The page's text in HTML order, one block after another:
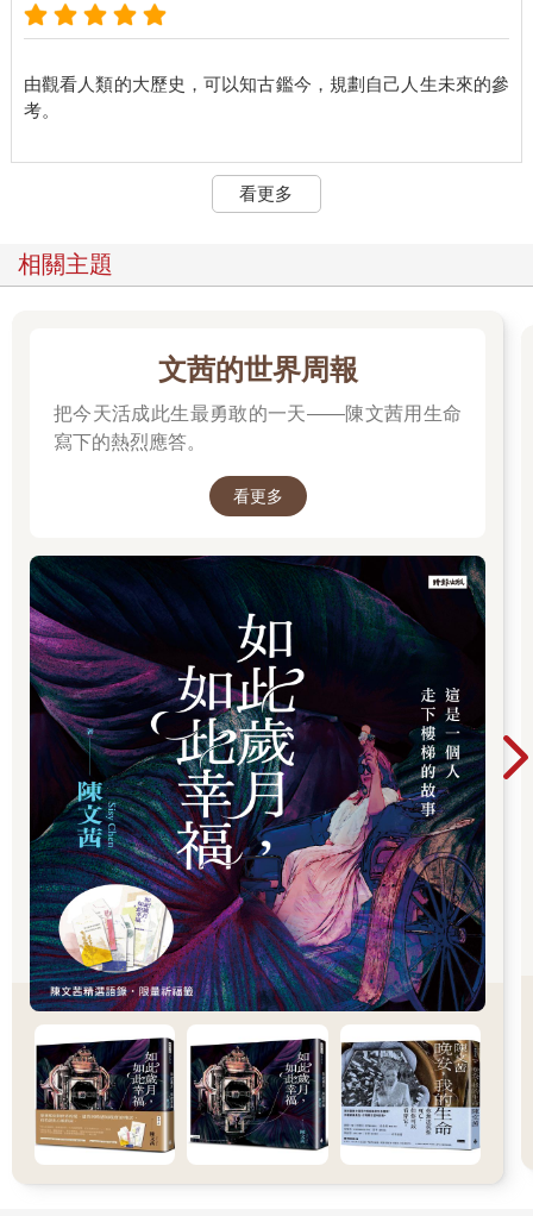
物種滅絕。在二十一世紀初，據信每年有高達58,000種物種滅
絕；從1970年至2014年，脊椎動物族群總數減少了60%。人類文
生態永續的工業社會，我們這個世代得意洋洋的繁榮景象，背後
恐怖的代價都得留給眾生與人類的子子孫孫來承擔。或許人類總
永續的工業社會，但在那之前，工業革命的成敗仍難有定論。
如果暫時無視生態系統受到的持續破壞，或許人類還是可以先安
工業社會。過去的帝國征服、世界大戰、種族滅絕與極權政體，
都是一些可悲的嘗試，已經讓人類瞭解實在不該有這些作為。等
即便如此，這給二十一世紀傳達的訊息依然並不樂觀。要是人類
得經過這麼多可怕的教訓，才學會如何管理蒸汽動力與電報技
術，現在還得再付出多少代價，才能再學會管理AI？比起蒸汽
機、電報和所有過去的科技，AI不但可能遠遠更為強大，也遠遠
想法的科技。AI不是個工具，而是能夠做出決定的行為者。在過
去，機槍、火槍、原子彈雖然能夠取代人類的肌肉來殺人，卻無
孩」，爆炸威力相當於12,500噸的TNT，但腦力卻完全是零，什
麼事都無法決定。
AI就不一樣了。就智能而言，AI不但遠遠超越了原子彈，更超越
了像是泥板、印刷機、收音機這些所有過去的資訊技術。泥板能
夠儲存關於稅務的資訊，但無法自行決定要收多少稅，也無法發
明某種全新的稅目。印刷機能夠複製《聖經》這樣的資訊，但無
法決定《聖經》要收錄哪些文本，也無法對這本宗教經典加上新
的註釋。收音機能夠傳播政治演講與交響樂等資訊，但無法決定
要播放哪些演講或交響樂，也無法創作演講或交響樂。AI則是能
夠做到這所有一切，甚至是創造出新的大規模毀滅性武器──從威
力無窮的核彈，到無比要命的傳染疾病。過去的印刷機或收音機
只是人類手中的被動工具，但AI正在成為一種主動的行為者，可
能得以擺脫人類的掌握與理解，主動形塑社會、歷史與文化。
或許人類總有一天能夠找到辦法，讓AI不至於失控，真正為人類
帶來福利。然而，人類在這之前，是不是又得再次經歷全球帝
國、極權政體與世界大戰的循環，才能搞清楚如何善用AI？而
且，比起二十世紀的科技，這些二十一世紀的科技更具威力，我
們能犯錯的空間也更受限制。在二十世紀，人類在「工業技術運
用」這門課上，可以說只拿了個60分，勉強低空飛過。但在二十
一世紀，過關的門檻高得多，這次可得表現得更好才行。
由觀看人類的大歷史，可以知古鑑今，規劃自己人生未來的參
考。
看更多
相關主題
文茜的世界周報
把今天活成此生最勇敢的一天——陳文茜用生命
寫下的熱烈應答。
看更多